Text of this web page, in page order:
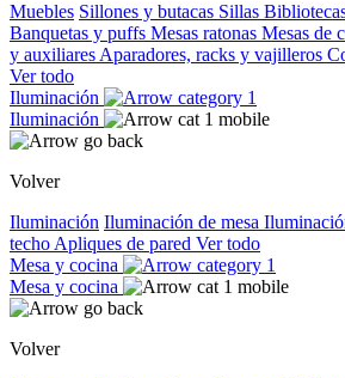
Muebles Sillones y butacas Sillas
Banquetas y puffs Mesas ratonas Mesas de
y auxiliares Aparadores, racks y vajilleros
Ver todo
Iluminación
Iluminación
Volver
Iluminación Iluminación de mesa
techo Apliques de pared Ver todo
Mesa y cocina
Mesa y cocina
Volver